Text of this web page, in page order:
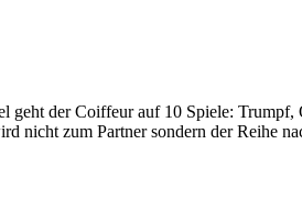
der Coiffeur auf 10 Spiele:
nicht zum Partner sondern der Reihe